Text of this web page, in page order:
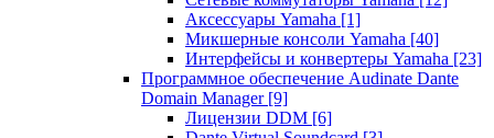
Аксессуары Yamaha [1]
Микшерные консоли Yamaha [40]
Интерфейсы и конвертеры Yamaha [23]
Программное обеспечение Audinate Dante
Domain Manager [9]
Лицензии DDM [6]